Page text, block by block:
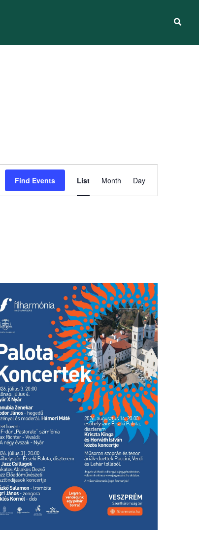
Find Events
Views
List Month Day